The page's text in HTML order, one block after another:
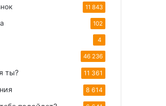
11 843
102
4
46 236
ты? 11 361
8 614